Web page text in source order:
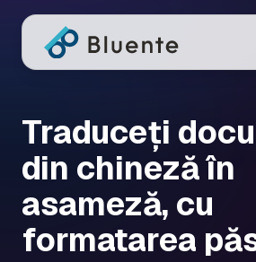
Traduceți
din chineză în
asameză, cu
formatarea